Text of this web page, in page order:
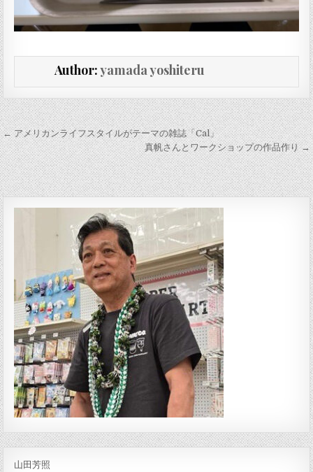
Author:yamada yoshiteru
投稿ナビゲーション
← アメリカンライフスタイルがテーマの雑誌「Cal」
真帆さんとワークショップの作品作り →
山田芳照